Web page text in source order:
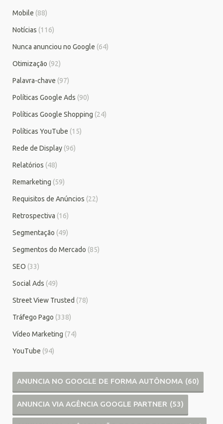
Mobile (88)
Notícias (116)
Nunca anunciou no Google (64)
Otimização (92)
Palavra-chave (97)
Políticas Google Ads (90)
Políticas Google Shopping (24)
Políticas YouTube (15)
Rede de Display (96)
Relatórios (48)
Remarketing (59)
Requisitos de Anúncios (22)
Retrospectiva (16)
Segmentação (49)
Segmentos do Mercado (85)
SEO (33)
Social Ads (49)
Street View Trusted (78)
Tráfego Pago (338)
Vídeo Marketing (74)
YouTube (94)
ANUNCIA NO GOOGLE DE FORMA AUTÔNOMA (60)
ANUNCIA VIA AGÊNCIA GOOGLE PARTNER (53)